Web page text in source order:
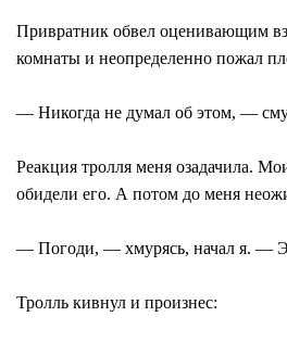
Привратник обвел оценивающим
комнаты и неопределенно пожал
― Никогда не думал об этом, ―
Реакция тролля меня озадачила.
обидели его. А потом до меня
― Погоди, ― хмурясь, начал я. ―
Тролль кивнул и произнес: